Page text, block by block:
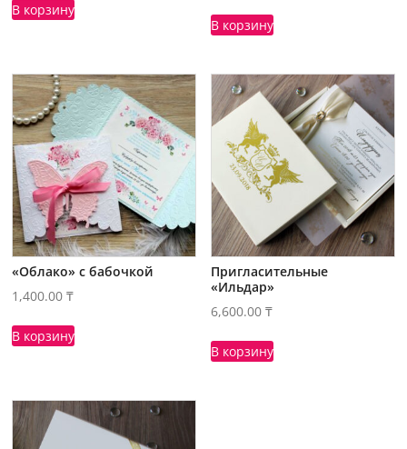
В корзину
В корзину
«Облако» с бабочкой
1,400.00₸
В корзину
Пригласительные
«Ильдар»
6,600.00₸
В корзину